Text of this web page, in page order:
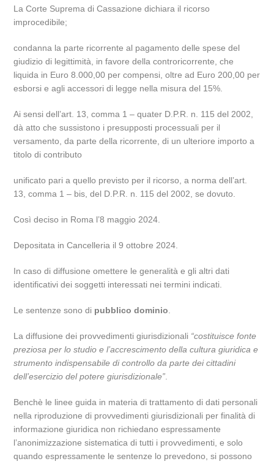
La Corte Suprema di Cassazione dichiara il ricorso
improcedibile;
condanna la parte ricorrente al pagamento delle spese del
giudizio di legittimità, in favore della controricorrente, che
liquida in Euro 8.000,00 per compensi, oltre ad Euro 200,00 per
esborsi e agli accessori di legge nella misura del 15%.
Ai sensi dell’art. 13, comma 1 – quater D.P.R. n. 115 del 2002,
dà atto che sussistono i presupposti processuali per il
versamento, da parte della ricorrente, di un ulteriore importo a
titolo di contributo
unificato pari a quello previsto per il ricorso, a norma dell’art.
13, comma 1 – bis, del D.P.R. n. 115 del 2002, se dovuto.
Così deciso in Roma l’8 maggio 2024.
Depositata in Cancelleria il 9 ottobre 2024.
In caso di diffusione omettere le generalità e gli altri dati
identificativi dei soggetti interessati nei termini indicati.
Le sentenze sono di pubblico dominio
La diffusione dei provvedimenti giurisdizionali “costituisce fonte
preziosa per lo studio e l’accrescimento della cultura giuridica e
strumento indispensabile di controllo da parte dei cittadini
dell’esercizio del potere giurisdizionale”
Benchè le linee guida in materia di trattamento di dati personali
nella riproduzione di provvedimenti giurisdizionali per finalità di
informazione giuridica non richiedano espressamente
l’anonimizzazione sistematica di tutti i provvedimenti, e solo
quando espressamente le sentenze lo prevedono, si possono